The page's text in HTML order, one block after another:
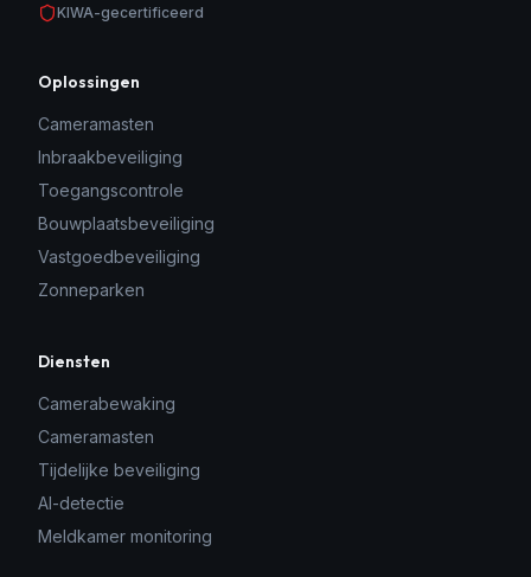
KIWA-gecertificeerd
Oplossingen
Cameramasten
Inbraakbeveiliging
Toegangscontrole
Bouwplaatsbeveiliging
Vastgoedbeveiliging
Zonneparken
Diensten
Camerabewaking
Cameramasten
Tijdelijke beveiliging
AI-detectie
Meldkamer monitoring